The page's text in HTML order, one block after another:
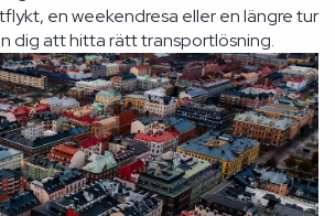
en weekendresa eller en längre tur
dig att hitta rätt transportlösning.